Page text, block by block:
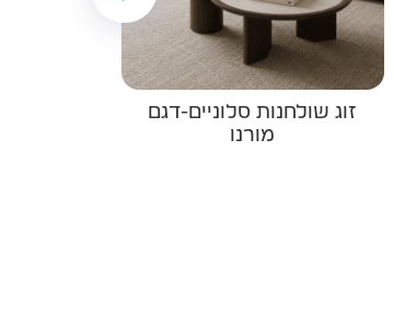
זוג שולחנות סלוניים-דגם
מורנו